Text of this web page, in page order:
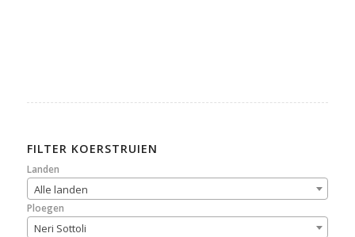
FILTER KOERSTRUIEN
Landen
Alle landen
Ploegen
Neri Sottoli